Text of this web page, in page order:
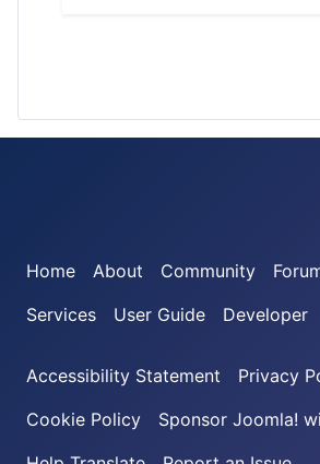
Home About Community
Services
User Guide Developer
Accessibility Statement
Privacy
Cookie Policy
Sponsor Joomla!